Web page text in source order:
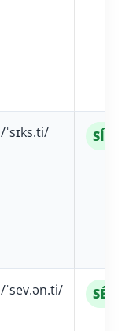
/ˈsɪks.ti/
/ˈsev.ən.ti/ SÉ-